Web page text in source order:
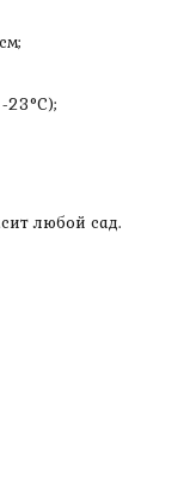
23°C);
любой сад.